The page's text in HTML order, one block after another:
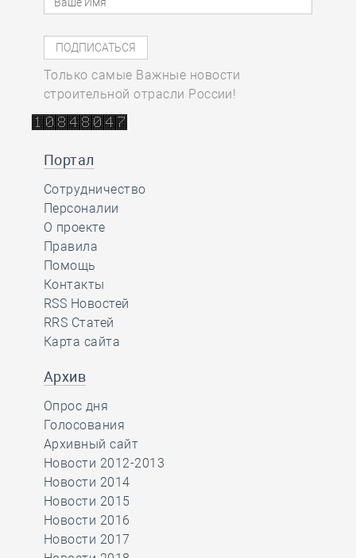
Только самые Важные новости
строительной отрасли России!
Портал
Сотрудничество
Персоналии
О проекте
Правила
Помощь
Контакты
RSS Новостей
RRS Статей
Карта сайта
Архив
Опрос дня
Голосования
Архивный сайт
Новости 2012-2013
Новости 2014
Новости 2015
Новости 2016
Новости 2017